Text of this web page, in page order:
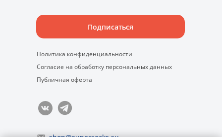
Политика конфиденциальности
Согласие на обработку персональных данных
Публичная оферта
Подписаться